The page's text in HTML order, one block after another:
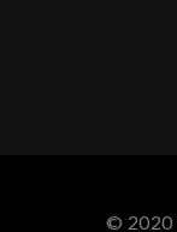
© 2020